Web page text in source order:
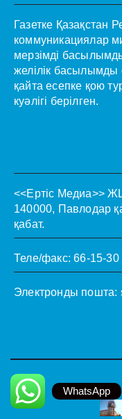
Газетке Қазақстан
коммуникациялар
мерзімді
желілік басылымды
қайта есепке қою
куәлігі берілген.
<<Ертіс Медиа>>
140000, Павлодар
қабат.
Теле/факс: 66-15-30
Электронды пошта:
WhatsApp